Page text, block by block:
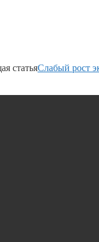
статьяСлабый рост